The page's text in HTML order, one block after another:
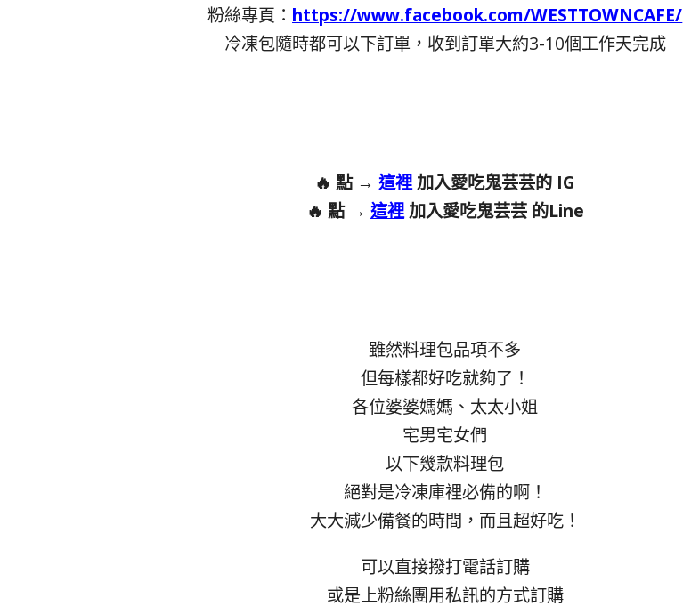
粉絲專頁： https://www.facebook.com/WESTTOWNCAFE/
冷凍包隨時都可以下訂單，收到訂單大約3-10個工作天完成
🔥 點 →這裡加入愛吃鬼芸芸的 IG
🔥 點 → 這裡加入愛吃鬼芸芸 的Line
雖然料理包品項不多
但每樣都好吃就夠了！
各位婆婆媽媽、太太小姐
宅男宅女們
以下幾款料理包
絕對是冷凍庫裡必備的啊！
大大減少備餐的時間，而且超好吃！
可以直接撥打電話訂購
或是上粉絲團用私訊的方式訂購